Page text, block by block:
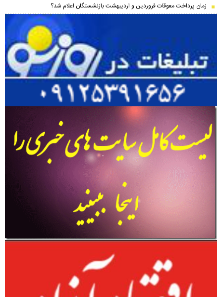
زمان پرداخت معوقات فروردین و اردیبهشت بازنشستگان اعلام شد؟